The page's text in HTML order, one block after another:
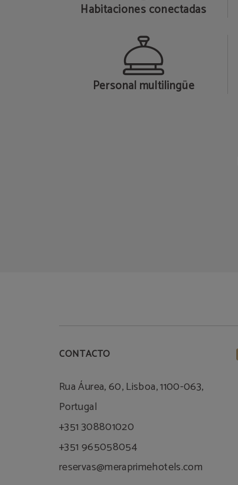
Habitaciones conectadas
Personal multilingüe
CONTACTO
Rua Áurea, 60, Lisboa, 1100-063,
Portugal
+351 308801020
+351 965058054
reservas@meraprimehotels.com